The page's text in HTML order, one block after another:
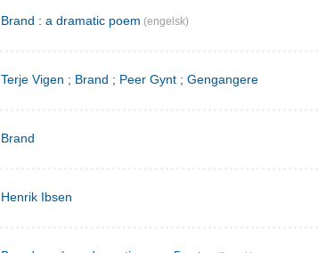
Brand : a dramatic poem (engelsk)
Terje Vigen ; Brand ; Peer Gynt ; Gengangere
Brand
Henrik Ibsen